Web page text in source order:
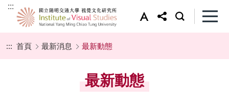
:::
::: 首頁 最新消息 最新動態
最新動態